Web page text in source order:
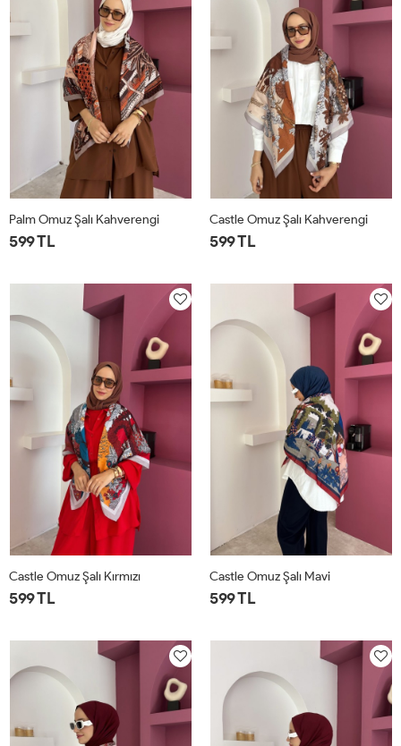
Palm Omuz Şalı Kahverengi
599 TL
Castle Omuz Şalı Kahverengi
599 TL
Castle Omuz Şalı Kırmızı
599 TL
Castle Omuz Şalı Mavi
599 TL